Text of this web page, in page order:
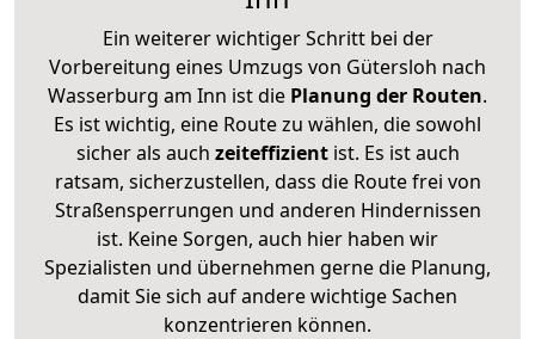
Ein weiterer wichtiger Schritt bei der
Vorbereitung eines Umzugs von Gütersloh nach
Wasserburg am Inn ist die Planung der Routen.
Es ist wichtig, eine Route zu wählen, die sowohl
sicher als auch zeiteffizientist. Es ist auch
ratsam, sicherzustellen, dass die Route frei von
Straßensperrungen und anderen Hindernissen
ist. Keine Sorgen, auch hier haben wir
Spezialisten und übernehmen gerne die Planung,
damit Sie sich auf andere wichtige Sachen
konzentrieren können.